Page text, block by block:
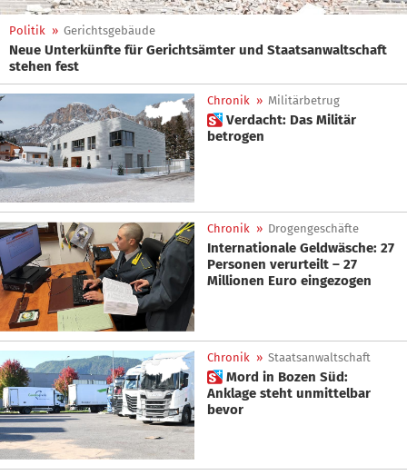
Politik » Gerichtsgebäude
Neue Unterkünfte für Gerichtsämter und Staatsanwaltschaft
stehen fest
Chronik » Militärbetrug
 Verdacht: Das Militär
betrogen
Chronik » Drogengeschäfte
Internationale Geldwäsche: 27
Personen verurteilt – 27
Millionen Euro eingezogen
Chronik » Staatsanwaltschaft
 Mord in Bozen Süd:
Anklage steht unmittelbar
bevor